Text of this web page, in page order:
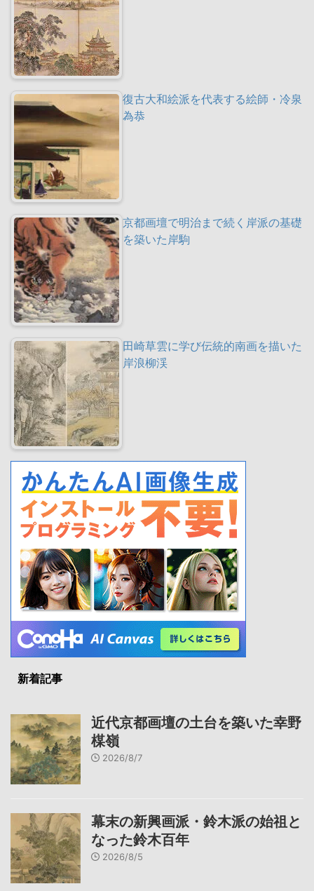
復古大和絵派を代表する絵師・冷泉
為恭
京都画壇で明治まで続く岸派の基礎
を築いた岸駒
田崎草雲に学び伝統的南画を描いた
岸浪柳渓
新着記事
近代京都画壇の土台を築いた幸野
楳嶺
2026/8/7
幕末の新興画派・鈴木派の始祖と
なった鈴木百年
2026/8/5